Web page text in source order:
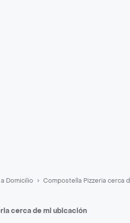
Domicilio Compostella Pizzeria cerca
cerca de mi ubicación